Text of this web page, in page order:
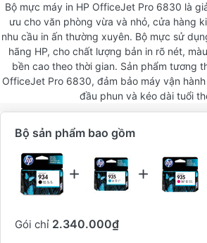
Bộ mực máy in HP OfficeJet Pro 6830 là
ưu cho văn phòng vừa và nhỏ, cửa hàng
nhu cầu in ấn thường xuyên. Bộ mực sử
hãng HP, cho chất lượng bản in rõ nét,
bền cao theo thời gian. Sản phẩm tương
OfficeJet Pro 6830, đảm bảo máy vận
đầu phun và kéo dài tuổi
Bộ sản phẩm bao gồm
Bộ sản phẩm bao gồm
Gói chỉ 2.340.000₫